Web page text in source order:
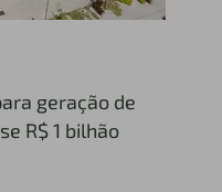
geração de
R$ 1 bilhão